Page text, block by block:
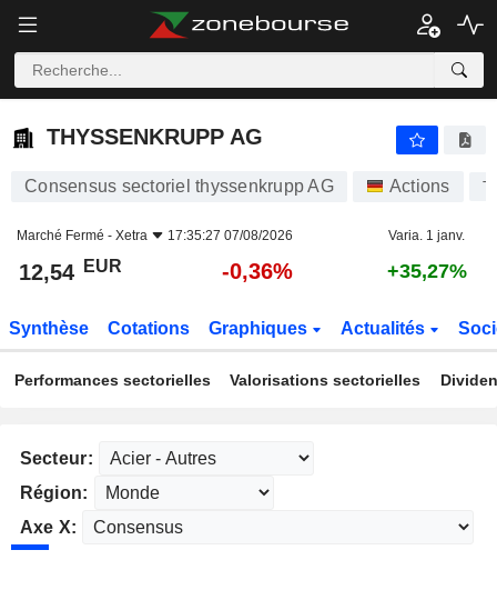
THYSSENKRUPP AG
THYSSENKRUPP AG
Consensus sectoriel thyssenkrupp AG Actions
Marché Fermé - Xetra 17:35:27 07/08/2026 Varia. 1 janv.
12,54 EUR -0,36% +35,27%
Synthèse Cotations Graphiques Actualités
Performances sectorielles Valorisations sectorielles
Secteur:
Région:
Axe X: